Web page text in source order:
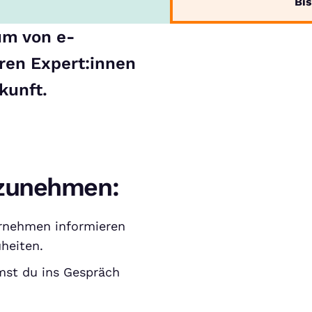
von e-
Expert:innen
informieren
du ins Gespräch